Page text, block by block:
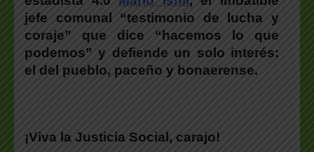
jefe comunal “testimonio de lucha y
coraje” que dice “hacemos lo que
podemos” y defiende un solo interés:
el del pueblo, paceño y bonaerense.
¡Viva la Justicia Social, carajo!